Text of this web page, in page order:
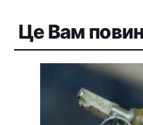
Це Вам